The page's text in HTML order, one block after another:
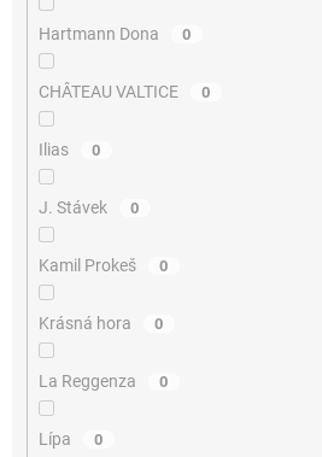
Hartmann Dona 0
CHÂTEAU VALTICE 0
Ilias 0
J. Stávek 0
Kamil Prokeš 0
Krásná hora 0
La Reggenza 0
Lípa 0